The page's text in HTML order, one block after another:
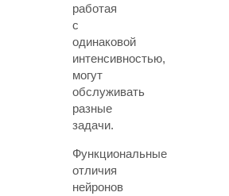
работая
с
одинаковой
интенсивностью,
могут
обслуживать
разные
задачи.
Функциональные
отличия
нейронов